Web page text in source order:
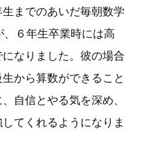
までのあいだ毎朝数学
６年生卒業時には高
なりました。彼の場合
から算数ができること
自信とやる気を深め、
てくれるようになりま